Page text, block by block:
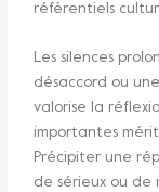
référentiels
Les silences
désaccord ou
valorise la
importantes
Précipiter une
de sérieux ou de